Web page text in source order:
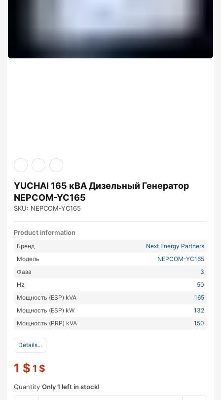
YUCHAI 165 кВА Дизельный Генератор
NEPCOM-YC165
SKU: NEPCOM-YC165
Product information
Бренд
Next Energy Partners
Модель
NEPCOM-YC165
Фаза
3
Hz
50
Мощность (ESP) kVA
165
Мощность (ESP) kW
132
Мощность (PRP) kVA
150
Details...
1 $ 1 $
Quantity Only 1 left in stock!